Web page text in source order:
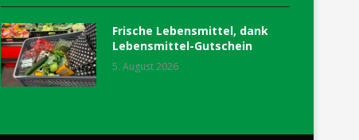
Frische Lebensmittel, dank
Lebensmittel-Gutschein
5. August 2026